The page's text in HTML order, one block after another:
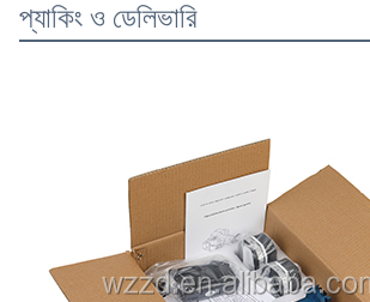
প্যাকিং ও ডেলিভারি